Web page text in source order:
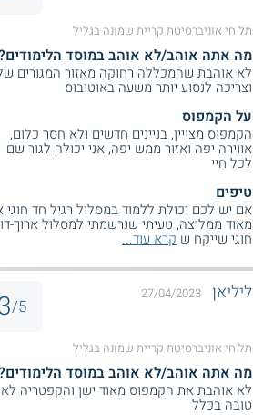
תל חי אוניברסיטת קריית שמונה בגליל
מה אתה אוהב/לא אוהב במוסד
לא אוהבת שהמכללה רחוקה מאזור המגורים
וצריכה לנסוע יותר משעה באוטובוס
על הקמפוס
הקמפוס מצויין, בניינים חדשים ולא חסר כלום,
אווירה יפה ואזור ממש יפה, אני יכולה לגור שם
לכל חיי
טיפים
אם יש לכם יכולת ללמוד במסלול רגיל חד חוגי
מאוד ממליצה, טעיתי שנרשמתי למסלול ארוך-דו
חוגי שייקח ש קרא עוד...
ליליאן 27/04/2023
5/
תל חי אוניברסיטת קריית שמונה בגליל
מה אתה אוהב/לא אוהב במוסד
לא אוהבת את הקמפוס מאוד ישן והקפטריה לא
טובה בכלל